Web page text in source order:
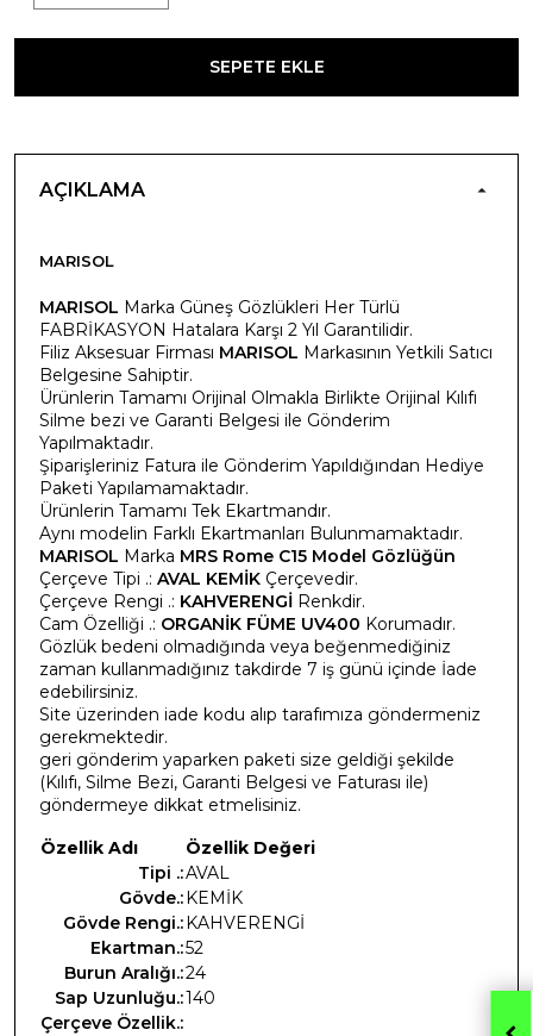
SEPETE EKLE
AÇIKLAMA
MARISOL
MARISOL Marka Güneş Gözlükleri Her Türlü
FABRİKASYON Hatalara Karşı 2 Yıl Garantilidir.
Filiz Aksesuar Firması MARISOL Markasının Yetkili Satıcı
Belgesine Sahiptir.
Ürünlerin Tamamı Orijinal Olmakla Birlikte Orijinal Kılıfı
Silme bezi ve Garanti Belgesi ile Gönderim
Yapılmaktadır.
Şiparişleriniz Fatura ile Gönderim Yapıldığından Hediye
Paketi Yapılamamaktadır.
Ürünlerin Tamamı Tek Ekartmandır.
Aynı modelin Farklı Ekartmanları Bulunmamaktadır.
MARISOL Marka MRS Rome C15 Model Gözlüğün
Çerçeve Tipi .: AVAL KEMİK Çerçevedir.
Çerçeve Rengi .: KAHVERENGİ Renkdir.
Cam Özelliği .: ORGANİK FÜME UV400 Korumadır.
Gözlük bedeni olmadığında veya beğenmediğiniz
zaman kullanmadığınız takdirde 7 iş günü içinde İade
edebilirsiniz.
Site üzerinden iade kodu alıp tarafımıza göndermeniz
gerekmektedir.
geri gönderim yaparken paketi size geldiği şekilde
(Kılıfı, Silme Bezi, Garanti Belgesi ve Faturası ile)
göndermeye dikkat etmelisiniz.
Özellik Adı
Özellik Değeri
Tipi .:AVAL
Gövde.:KEMİK
Gövde Rengi.:KAHVERENGİ
Ekartman.:52
Burun Aralığı.:24
Sap Uzunluğu.:140
Çerçeve Özellik.: